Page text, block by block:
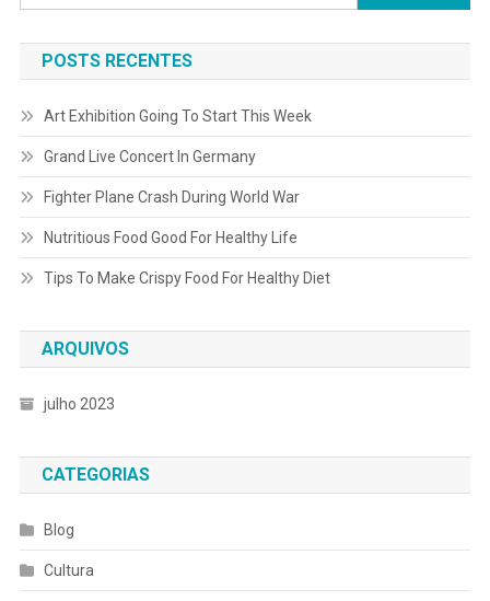
por:
POSTS RECENTES
Art Exhibition Going To Start This Week
Grand Live Concert In Germany
Fighter Plane Crash During World War
Nutritious Food Good For Healthy Life
Tips To Make Crispy Food For Healthy Diet
ARQUIVOS
julho 2023
CATEGORIAS
Blog
Cultura